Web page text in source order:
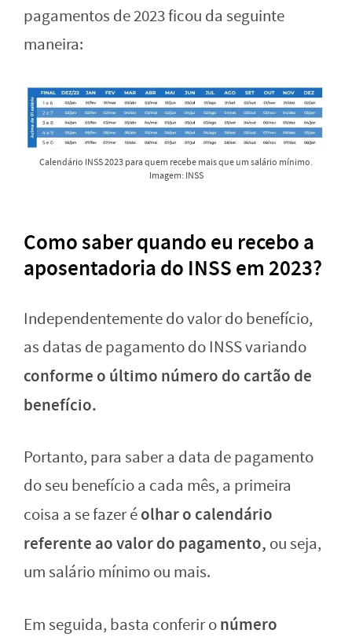
pagamentos de 2023 ficou da seguinte
maneira:
Calendário INSS 2023 para quem recebe mais que um salário mínimo.
Imagem: INSS
Como saber quando eu recebo a
aposentadoria do INSS em 2023?
Independentemente do valor do benefício,
as datas de pagamento do INSS variando
conforme o último número do cartão de
benefício.
Portanto, para saber a data de pagamento
do seu benefício a cada mês, a primeira
coisa a se fazer éolhar o calendário
referente ao valor do pagamento, ou seja,
um salário mínimo ou mais.
Em seguida, basta conferir onúmero